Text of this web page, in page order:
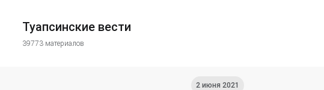
Туапсинские вести
39773 материалов
2 июня 2021